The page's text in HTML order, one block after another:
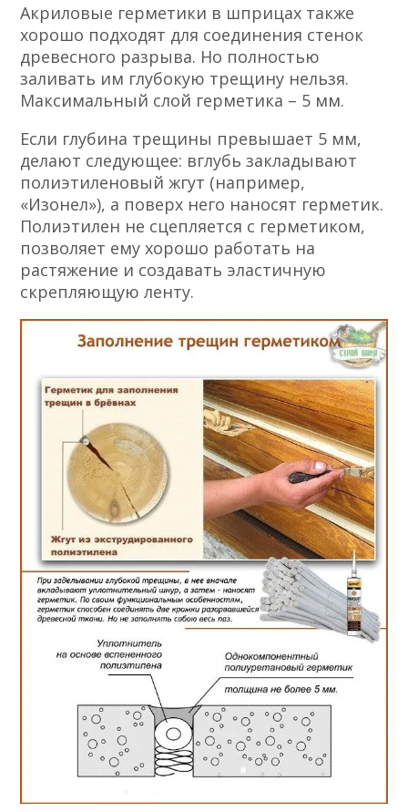
Акриловые герметики в шприцах также
хорошо подходят для соединения стенок
древесного разрыва. Но полностью
заливать им глубокую трещину нельзя.
Максимальный слой герметика – 5 мм.
Если глубина трещины превышает 5 мм,
делают следующее: вглубь закладывают
полиэтиленовый жгут (например,
«Изонел»), а поверх него наносят герметик.
Полиэтилен не сцепляется с герметиком,
позволяет ему хорошо работать на
растяжение и создавать эластичную
скрепляющую ленту.